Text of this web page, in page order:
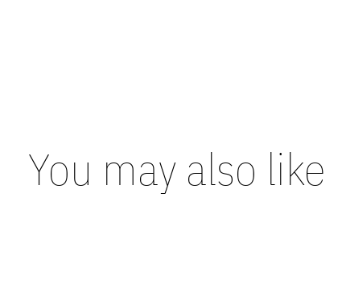
You may also like